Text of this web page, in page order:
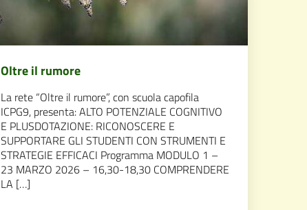
Oltre il rumore
La rete “Oltre il rumore”, con scuola capofila
ICPG9, presenta: ALTO POTENZIALE COGNITIVO
E PLUSDOTAZIONE: RICONOSCERE E
SUPPORTARE GLI STUDENTI CON STRUMENTI E
STRATEGIE EFFICACI Programma MODULO 1 –
23 MARZO 2026 – 16,30-18,30 COMPRENDERE
LA […]